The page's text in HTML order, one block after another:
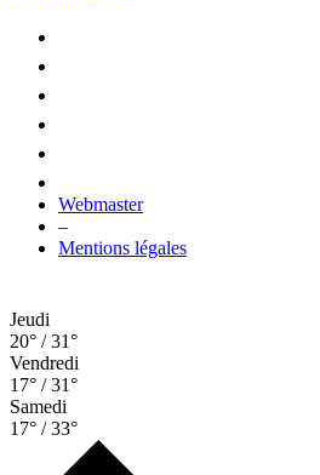
Webmaster
–
Mentions légales
Jeudi
20° / 31°
Vendredi
17° / 31°
Samedi
17° / 33°